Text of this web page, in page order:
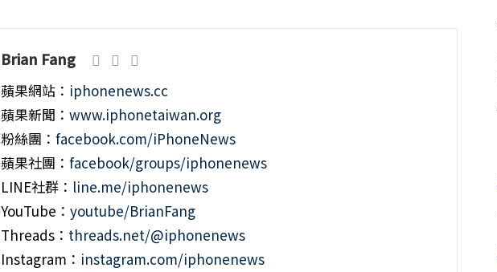
Brian Fang
蘋果網站： iphonenews.cc
蘋果新聞： www.iphonetaiwan.org
粉絲團： facebook.com/iPhoneNews
蘋果社團： facebook/groups/iphonenews
LINE社群： line.me/iphonenews
YouTube： youtube/BrianFang
Threads： threads.net/@iphonenews
Instagram： instagram.com/iphonenews